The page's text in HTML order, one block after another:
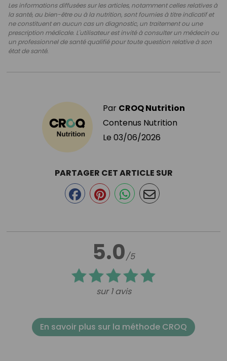
Les informations diffusées sur les articles, notamment celles relatives à
la santé, au bien-être ou à la nutrition, sont fournies à titre indicatif et
ne constituent en aucun cas un diagnostic, un traitement ou une
prescription médicale. L'utilisateur est invité à consulter un médecin ou
un professionnel de santé qualifié pour toute question relative à son
état de santé.
Par CROQ Nutrition
Contenus Nutrition
Le 03/06/2026
5.0/5
sur 1 avis
PARTAGER CET ARTICLE SUR
En savoir plus sur la méthode CROQ